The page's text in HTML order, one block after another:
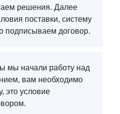
решения. Далее
поставки, систему
подписываем договор.
мы начали работу над
вам необходимо
это условие